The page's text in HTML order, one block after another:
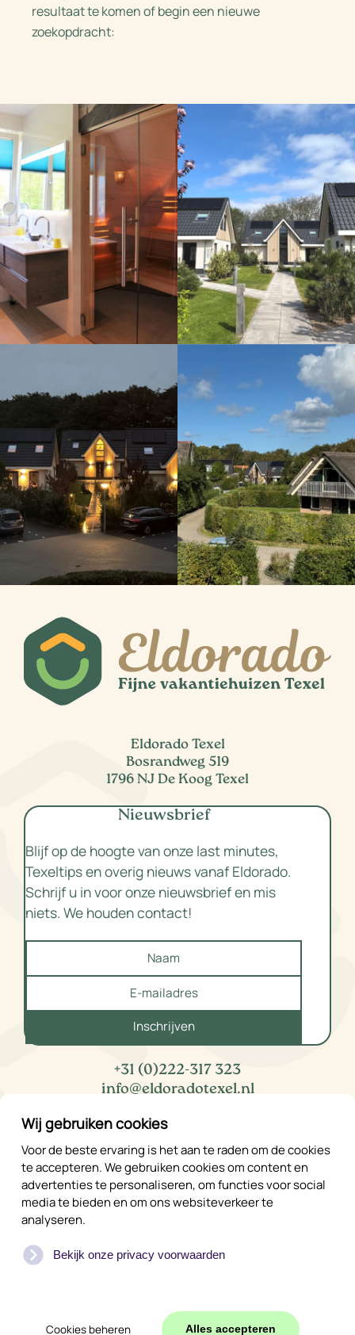
Wij gebruiken cookies
Voor de beste ervaring is het aan te raden om de cookies
te accepteren. We gebruiken cookies om content en
advertenties te personaliseren, om functies voor social
media te bieden en om ons websiteverkeer te
analyseren.
Bekijk onze privacy voorwaarden
Cookies beheren Alles accepteren
resultaat te komen of begin een nieuwe
zoekopdracht:
Eldorado Texel
Bosrandweg 519
1796 NJ De Koog Texel
Nieuwsbrief
Blijf op de hoogte van onze last minutes,
Texeltips en overig nieuws vanaf Eldorado.
Schrijf u in voor onze nieuwsbrief en mis
niets. We houden contact!
Inschrijven
+31 (0)222-317 323
info@eldoradotexel.nl
Vakantiehuizen
Beschikbaarheid
Privacybeleid
Prijslijst
2026Eldorado